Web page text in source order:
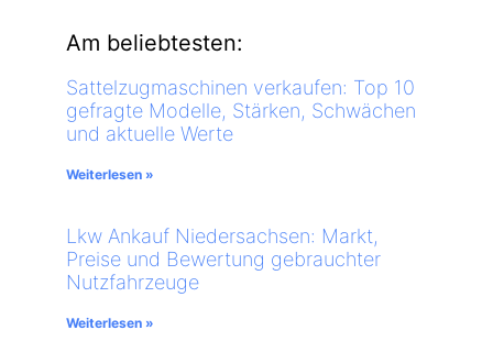
Am beliebtesten:
Sattelzugmaschinen verkaufen: Top 10
gefragte Modelle, Stärken, Schwächen
und aktuelle Werte
Weiterlesen »
Lkw Ankauf Niedersachsen: Markt,
Preise und Bewertung gebrauchter
Nutzfahrzeuge
Weiterlesen »